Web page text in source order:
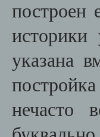
построен
историки
указана
нечасто